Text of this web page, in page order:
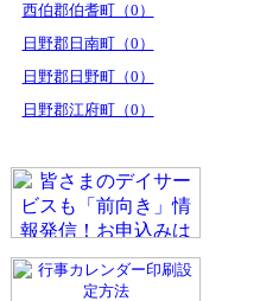
西伯郡伯耆町（0）
日野郡日南町（0）
日野郡日野町（0）
日野郡江府町（0）